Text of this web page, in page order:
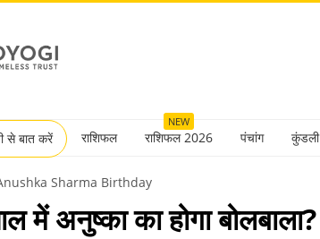
से बात करें राशिफल
NEW
राशिफल 2026 पंचांग कुंडली
Sharma Birthday
में अनुष्का का होगा बोलबाला?